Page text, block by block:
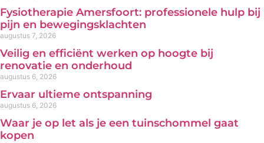
Fysiotherapie Amersfoort: professionele hulp bij
pijn en bewegingsklachten
augustus 7, 2026
Veilig en efficiënt werken op hoogte bij
renovatie en onderhoud
augustus 6, 2026
Ervaar ultieme ontspanning
augustus 6, 2026
Waar je op let als je een tuinschommel gaat
kopen